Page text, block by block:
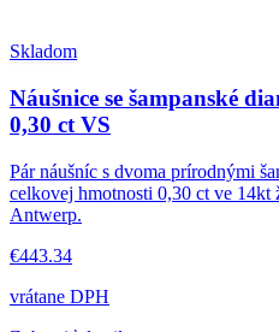
Skladom
Náušnice se šampanské
0,30 ct VS
Pár náušníc s dvoma prírodnými
celkovej hmotnosti 0,30 ct ve
Antwerp.
€443.34
vrátane DPH